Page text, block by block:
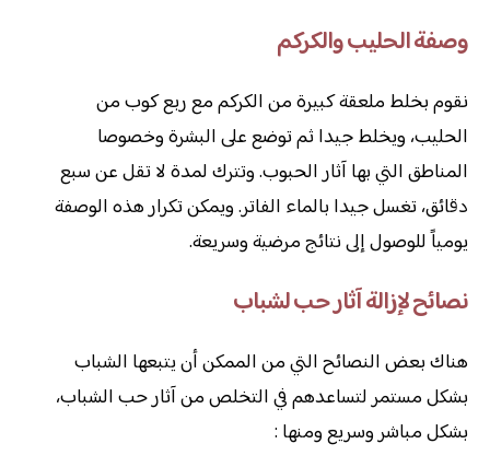
وصفة الحليب والكركم
نقوم بخلط ملعقة كبيرة من الكركم مع ربع كوب من
الحليب، ويخلط جيدا ثم توضع على البشرة وخصوصا
المناطق التي بها آثار الحبوب. وتترك لمدة لا تقل عن سبع
دقائق، تغسل جيدا بالماء الفاتر. ويمكن تكرار هذه الوصفة
يومياً للوصول إلى نتائج مرضية وسريعة.
نصائح لإزالة آثار حب لشباب
هناك بعض النصائح التي من الممكن أن يتبعها الشباب
بشكل مستمر لتساعدهم في التخلص من آثار حب الشباب،
بشكل مباشر وسريع ومنها :